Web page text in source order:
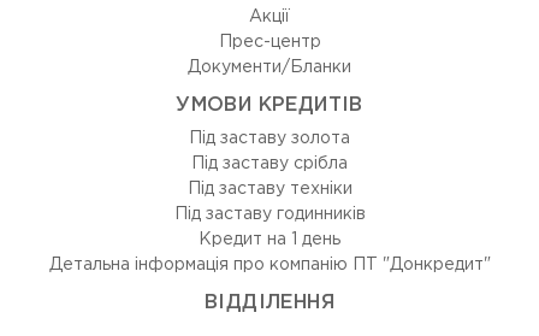
Акції
Прес-центр
Документи/Бланки
УМОВИ КРЕДИТІВ
Під заставу золота
Під заставу срібла
Під заставу техніки
Під заставу годинників
Кредит на 1 день
Детальна інформація про компанію ПТ "Донкредит"
ВIДДIЛЕННЯ